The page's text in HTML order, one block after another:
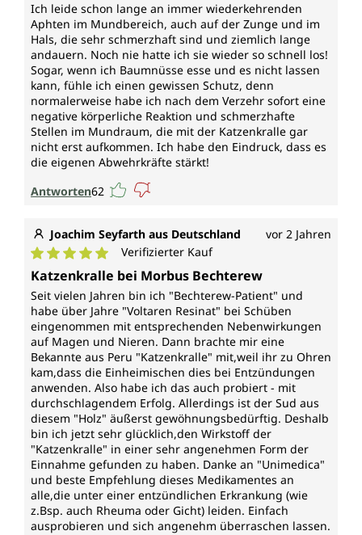
Ich leide schon lange an immer wiederkehrenden
Aphten im Mundbereich, auch auf der Zunge und im
Hals, die sehr schmerzhaft sind und ziemlich lange
andauern. Noch nie hatte ich sie wieder so schnell los!
Sogar, wenn ich Baumnüsse esse und es nicht lassen
kann, fühle ich einen gewissen Schutz, denn
normalerweise habe ich nach dem Verzehr sofort eine
negative körperliche Reaktion und schmerzhafte
Stellen im Mundraum, die mit der Katzenkralle gar
nicht erst aufkommen. Ich habe den Eindruck, dass es
die eigenen Abwehrkräfte stärkt!
Antworten62
Joachim Seyfarth aus Deutschland vor 2 Jahren
Durchschnittliche Bewertung von 5 von 5 Sternen
Verifizierter Kauf
Katzenkralle bei Morbus Bechterew
Seit vielen Jahren bin ich "Bechterew-Patient" und
habe über Jahre "Voltaren Resinat" bei Schüben
eingenommen mit entsprechenden Nebenwirkungen
auf Magen und Nieren. Dann brachte mir eine
Bekannte aus Peru "Katzenkralle" mit,weil ihr zu Ohren
kam,dass die Einheimischen dies bei Entzündungen
anwenden. Also habe ich das auch probiert - mit
durchschlagendem Erfolg. Allerdings ist der Sud aus
diesem "Holz" äußerst gewöhnungsbedürftig. Deshalb
bin ich jetzt sehr glücklich,den Wirkstoff der
"Katzenkralle" in einer sehr angenehmen Form der
Einnahme gefunden zu haben. Danke an "Unimedica"
und beste Empfehlung dieses Medikamentes an
alle,die unter einer entzündlichen Erkrankung (wie
z.Bsp. auch Rheuma oder Gicht) leiden. Einfach
ausprobieren und sich angenehm überraschen lassen.